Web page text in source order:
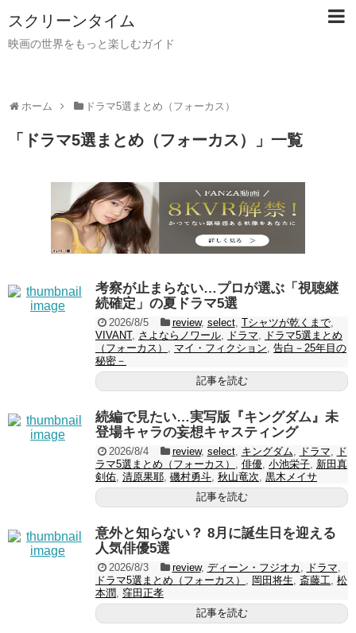
スクリーンタイム
映画の世界をもっと楽しむガイド
ホーム ドラマ5選まとめ（フォーカス）
「 ドラマ5選まとめ（フォーカス） 」 一覧
考察が止まらない…プロが選ぶ「視聴継
続確定」の夏ドラマ5選
2026/8/5 review, select, Tシャツが乾くまで,
VIVANT, さよならノワール, ドラマ, ドラマ5選まとめ
（フォーカス） , マイ・フィクション, 告白－25年目の
秘密－
記事を読む
続編で見たい…実写版『キングダム』未
登場キャラの妄想キャスティング
2026/8/4 review, select, キングダム, ドラマ, ド
ラマ5選まとめ（フォーカス） , 俳優, 小池栄子, 新田真
剣佑, 清原果耶, 磯村勇斗, 秋山竜次, 黒木メイサ
記事を読む
意外と知らない？ 8月に誕生日を迎える
人気俳優5選
2026/8/3 review, ディーン・フジオカ , ドラマ,
ドラマ5選まとめ（フォーカス） , 岡田将生, 斎藤工, 松
本潤, 窪田正孝
記事を読む